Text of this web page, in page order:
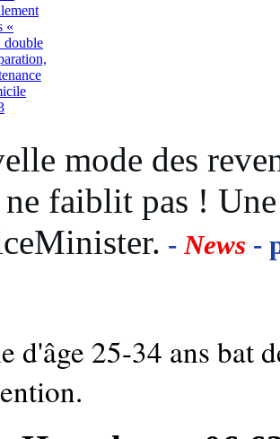
mode des
faiblit pas !
- News -
d'âge 25-34 ans bat